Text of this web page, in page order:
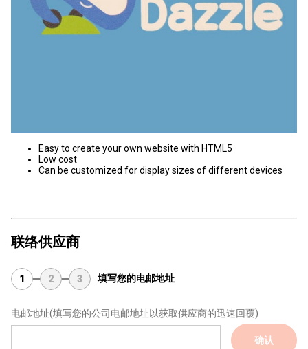
Easy to create your own website with HTML5
Low cost
Can be customized for display sizes of different devices
联络供应商
1 2 3 填写您的电邮地址
电邮地址(填写您的公司电邮地址以获取供应商的迅速回覆)
确认